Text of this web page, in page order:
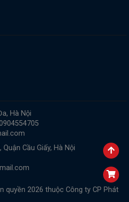
Hà Nội
Cầu Giấy, Hà Nội
quyền 2026 thuộc Công ty CP Phát